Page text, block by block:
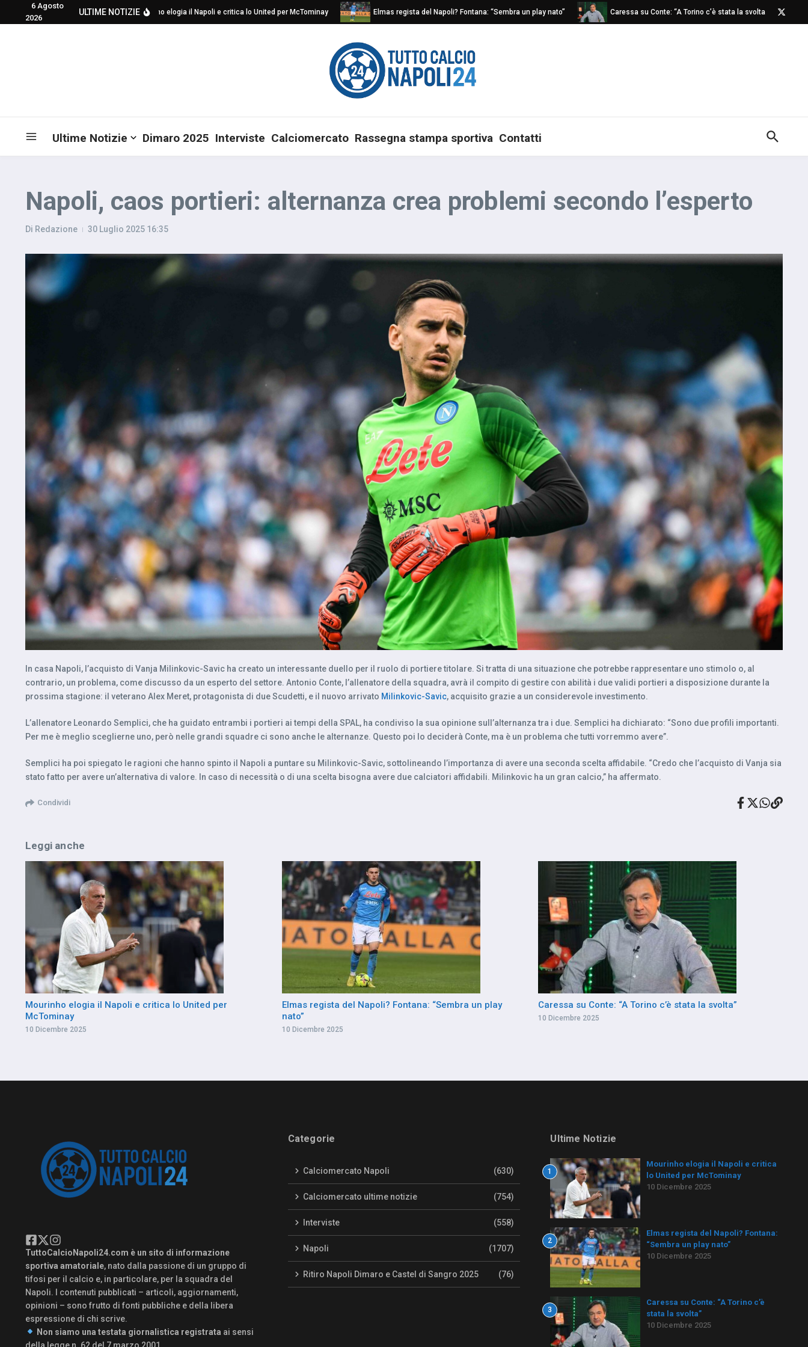
Salta al contenuto
6 Agosto
2026
ULTIME NOTIZIEMourinho elogia il Napoli e critica lo United per McTominay Elmas regista del Napoli? Fontana: “Sembra un play nato” Caressa su Conte: “A Torino c’è stata la svolta”
Ultime Notizie Dimaro 2025 Interviste Calciomercato Rassegna stampa sportiva Contatti
Napoli, caos portieri: alternanza crea problemi secondo l’esperto
Di Redazione 30 Luglio 2025 16:35
In casa Napoli, l’acquisto di Vanja Milinkovic-Savic ha creato un interessante duello per il ruolo di portiere titolare. Si tratta di una situazione che potrebbe rappresentare uno stimolo o, al
contrario, un problema, come discusso da un esperto del settore. Antonio Conte, l’allenatore della squadra, avrà il compito di gestire con abilità i due validi portieri a disposizione durante la
prossima stagione: il veterano Alex Meret, protagonista di due Scudetti, e il nuovo arrivato Milinkovic-Savic, acquisito grazie a un considerevole investimento.
L’allenatore Leonardo Semplici, che ha guidato entrambi i portieri ai tempi della SPAL, ha condiviso la sua opinione sull’alternanza tra i due. Semplici ha dichiarato: “Sono due profili importanti.
Per me è meglio sceglierne uno, però nelle grandi squadre ci sono anche le alternanze. Questo poi lo deciderà Conte, ma è un problema che tutti vorremmo avere”.
Semplici ha poi spiegato le ragioni che hanno spinto il Napoli a puntare su Milinkovic-Savic, sottolineando l’importanza di avere una seconda scelta affidabile. “Credo che l’acquisto di Vanja sia
stato fatto per avere un’alternativa di valore. In caso di necessità o di una scelta bisogna avere due calciatori affidabili. Milinkovic ha un gran calcio,” ha affermato.
Condividi
Leggi anche
Mourinho elogia il Napoli e critica lo United per
McTominay
10 Dicembre 2025
Elmas regista del Napoli? Fontana: “Sembra un play
nato”
10 Dicembre 2025
Caressa su Conte: “A Torino c’è stata la svolta”
10 Dicembre 2025
TuttoCalcioNapoli24.com è un sito di informazione
sportiva amatoriale, nato dalla passione di un gruppo di
tifosi per il calcio e, in particolare, per la squadra del
Napoli. I contenuti pubblicati – articoli, aggiornamenti,
opinioni – sono frutto di fonti pubbliche e della libera
espressione di chi scrive.
Non siamo una testata giornalistica registrata ai sensi
della legge n. 62 del 7 marzo 2001.
Categorie
Calciomercato Napoli (630)
Calciomercato ultime notizie (754)
Interviste (558)
Napoli (1707)
Ritiro Napoli Dimaro e Castel di Sangro 2025 (76)
Ultime Notizie
1
Mourinho elogia il Napoli e critica
lo United per McTominay
10 Dicembre 2025
2
Elmas regista del Napoli? Fontana:
“Sembra un play nato”
10 Dicembre 2025
3
Caressa su Conte: “A Torino c’è
stata la svolta”
10 Dicembre 2025